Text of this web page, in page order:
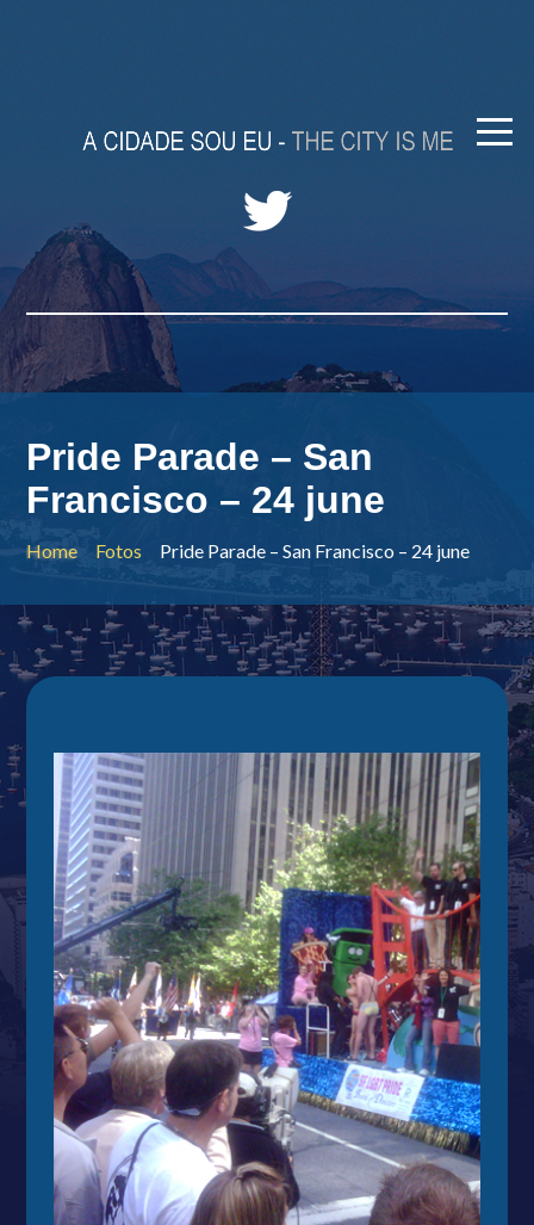
Pride Parade – San
Francisco – 24 june
Home Fotos Pride Parade – San Francisco – 24 june